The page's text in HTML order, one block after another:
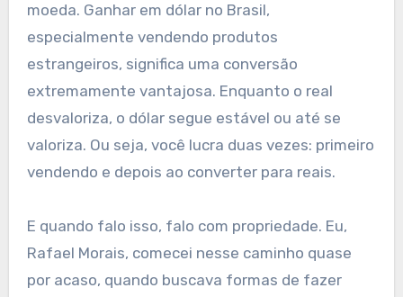
moeda. Ganhar em dólar no Brasil,
especialmente vendendo produtos
estrangeiros, significa uma conversão
extremamente vantajosa. Enquanto o real
desvaloriza, o dólar segue estável ou até se
valoriza. Ou seja, você lucra duas vezes: primeiro
vendendo e depois ao converter para reais.
E quando falo isso, falo com propriedade. Eu,
Rafael Morais, comecei nesse caminho quase
por acaso, quando buscava formas de fazer